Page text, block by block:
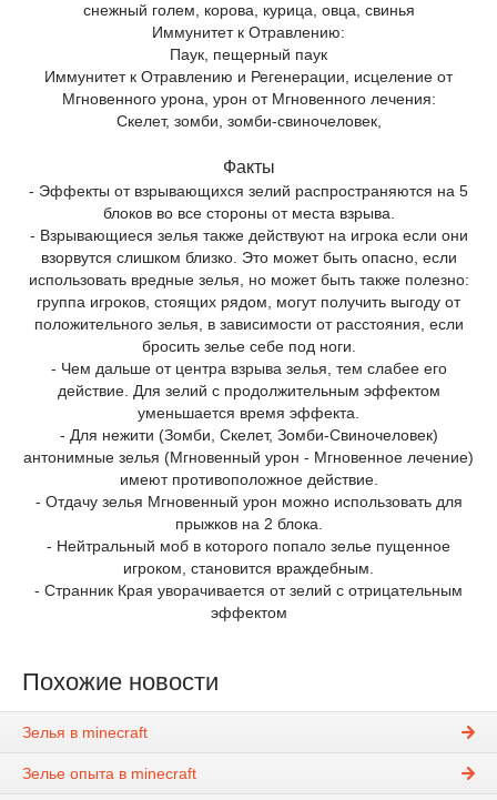
снежный голем, корова, курица, овца, свинья
Иммунитет к Отравлению:
Паук, пещерный паук
Иммунитет к Отравлению и Регенерации, исцеление от
Мгновенного урона, урон от Мгновенного лечения:
Скелет, зомби, зомби-свиночеловек,
Факты
- Эффекты от взрывающихся зелий распространяются на 5
блоков во все стороны от места взрыва.
- Взрывающиеся зелья также действуют на игрока если они
взорвутся слишком близко. Это может быть опасно, если
использовать вредные зелья, но может быть также полезно:
группа игроков, стоящих рядом, могут получить выгоду от
положительного зелья, в зависимости от расстояния, если
бросить зелье себе под ноги.
- Чем дальше от центра взрыва зелья, тем слабее его
действие. Для зелий с продолжительным эффектом
уменьшается время эффекта.
- Для нежити (Зомби, Скелет, Зомби-Свиночеловек)
антонимные зелья (Мгновенный урон - Мгновенное лечение)
имеют противоположное действие.
- Отдачу зелья Мгновенный урон можно использовать для
прыжков на 2 блока.
- Нейтральный моб в которого попало зелье пущенное
игроком, становится враждебным.
- Странник Края уворачивается от зелий с отрицательным
эффектом
Похожие новости
Зелья в minecraft
Зелье опыта в minecraft